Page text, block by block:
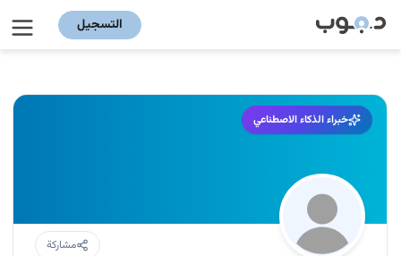
التسجيل
خبراء الذكاء الاصطناعي
مشاركة